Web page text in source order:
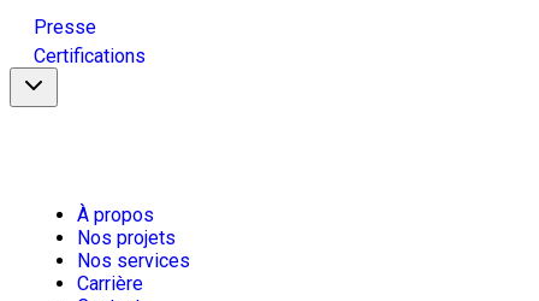
Presse
Certifications
À propos
Nos projets
Nos services
Carrière